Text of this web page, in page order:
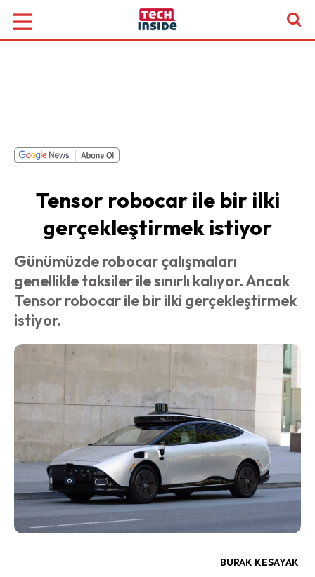
Tensor robocar ile bir ilki
gerçekleştirmek istiyor
Günümüzde robocar çalışmaları
genellikle taksiler ile sınırlı kalıyor. Ancak
Tensor robocar ile bir ilki gerçekleştirmek
istiyor.
BURAK KESAYAK